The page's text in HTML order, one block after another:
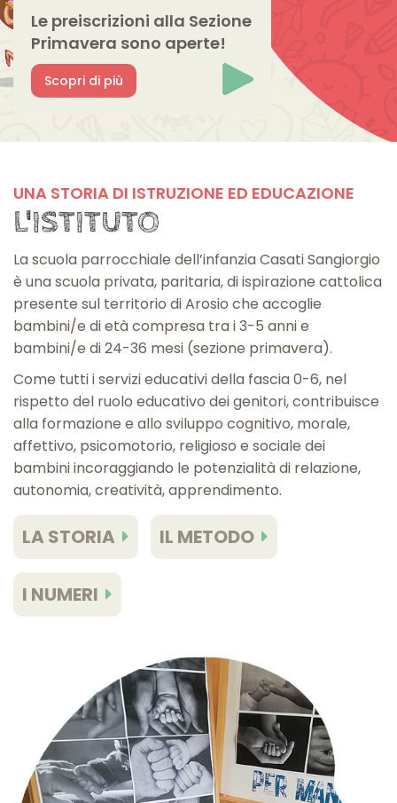
Le preiscrizioni alla Sezione
Primavera sono aperte!
Scopri di più
UNA STORIA DI ISTRUZIONE ED EDUCAZIONE
L'ISTITUTO
La scuola parrocchiale dell’infanzia Casati Sangiorgio
è una scuola privata, paritaria, di ispirazione cattolica
presente sul territorio di Arosio che accoglie
bambini/e di età compresa tra i 3-5 anni e
bambini/e di 24-36 mesi (sezione primavera).
Come tutti i servizi educativi della fascia 0-6, nel
rispetto del ruolo educativo dei genitori, contribuisce
alla formazione e allo sviluppo cognitivo, morale,
affettivo, psicomotorio, religioso e sociale dei
bambini incoraggiando le potenzialità di relazione,
autonomia, creatività, apprendimento.
LA STORIA IL METODO
I NUMERI